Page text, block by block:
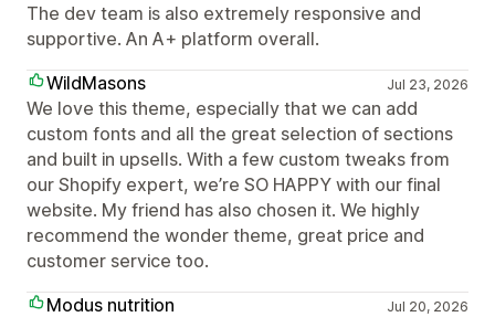
The dev team is also extremely responsive and
supportive. An A+ platform overall.
WildMasons
Jul 23, 2026
We love this theme, especially that we can add
custom fonts and all the great selection of sections
and built in upsells. With a few custom tweaks from
our Shopify expert, we’re SO HAPPY with our final
website. My friend has also chosen it. We highly
recommend the wonder theme, great price and
customer service too.
Modus nutrition
Jul 20, 2026